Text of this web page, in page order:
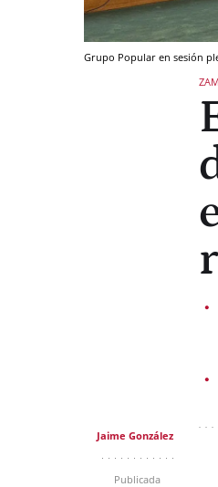
Grupo Popular en sesión
Jaime González
Publicada